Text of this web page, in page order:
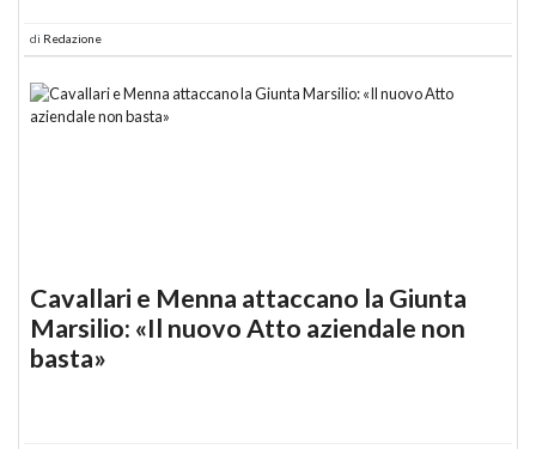
di Redazione
Cavallari e Menna attaccano la Giunta
Marsilio: «Il nuovo Atto aziendale non
basta»